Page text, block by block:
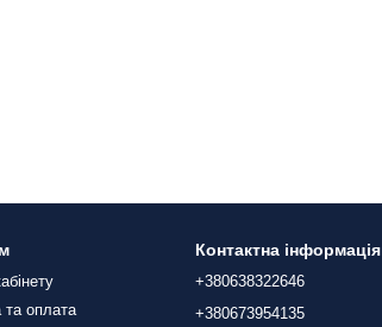
та оплата
Контактна інформація
+380638322646
+380673954135